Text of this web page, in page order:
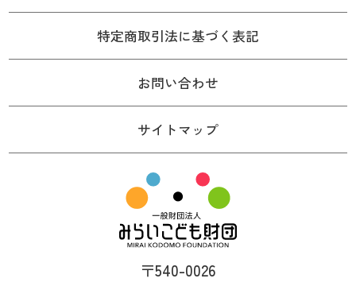
特定商取引法に基づく表記
お問い合わせ
サイトマップ
〒540-0026